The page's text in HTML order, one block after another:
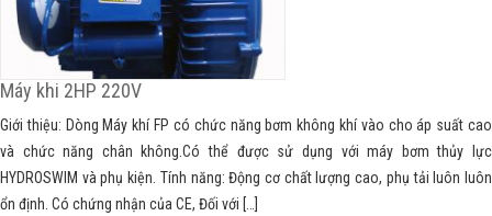
Máy khi 2HP 220V
Giới thiệu: Dòng Máy khí FP có chức năng bơm không khí vào cho áp suất cao
và chức năng chân không.Có thể được sử dụng với máy bơm thủy lực
HYDROSWIM và phụ kiện. Tính năng: Động cơ chất lượng cao, phụ tải luôn luôn
ổn định. Có chứng nhận của CE, Đối với […]